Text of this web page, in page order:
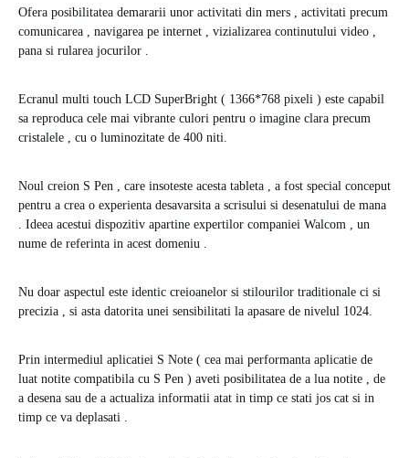
Ofera posibilitatea demararii unor activitati din mers , activitati precum
comunicarea , navigarea pe internet , vizializarea continutului video ,
pana si rularea jocurilor .
Ecranul multi touch LCD SuperBright ( 1366*768 pixeli ) este capabil
sa reproduca cele mai vibrante culori pentru o imagine clara precum
cristalele , cu o luminozitate de 400 niti.
Noul creion S Pen , care insoteste acesta tableta , a fost special conceput
pentru a crea o experienta desavarsita a scrisului si desenatului de mana
. Ideea acestui dispozitiv apartine expertilor companiei Walcom , un
nume de referinta in acest domeniu .
Nu doar aspectul este identic creioanelor si stilourilor traditionale ci si
precizia , si asta datorita unei sensibilitati la apasare de nivelul 1024.
Prin intermediul aplicatiei S Note ( cea mai performanta aplicatie de
luat notite compatibila cu S Pen ) aveti posibilitatea de a lua notite , de
a desena sau de a actualiza informatii atat in timp ce stati jos cat si in
timp ce va deplasati .